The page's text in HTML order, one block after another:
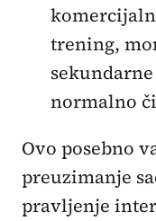
trening,
normalno
Ovo posebno
preuzimanje
pravljenje